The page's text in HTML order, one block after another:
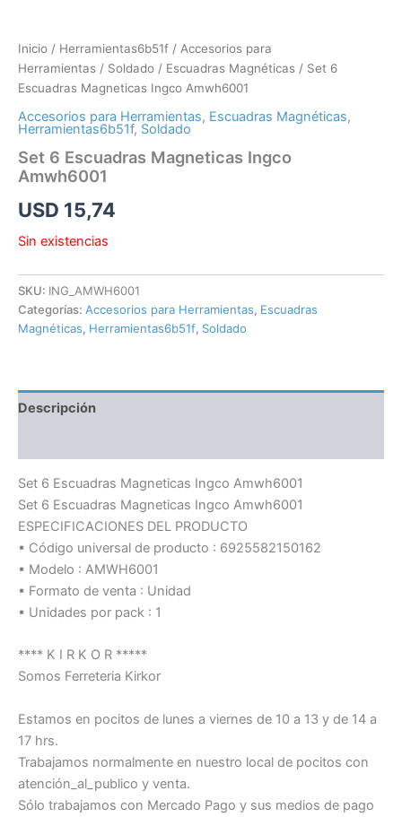
Inicio / Herramientas6b51f / Accesorios para
Herramientas / Soldado / Escuadras Magnéticas / Set 6
Escuadras Magneticas Ingco Amwh6001
Accesorios para Herramientas, Escuadras Magnéticas,
Herramientas6b51f, Soldado
Set 6 Escuadras Magneticas Ingco
Amwh6001
USD 15,74
Sin existencias
SKU: ING_AMWH6001
Categorías: Accesorios para Herramientas, Escuadras
Magnéticas, Herramientas6b51f, Soldado
Descripción
Set 6 Escuadras Magneticas Ingco Amwh6001
Set 6 Escuadras Magneticas Ingco Amwh6001
ESPECIFICACIONES DEL PRODUCTO
• Código universal de producto : 6925582150162
• Modelo : AMWH6001
• Formato de venta : Unidad
• Unidades por pack : 1
**** K I R K O R *****
Somos Ferreteria Kirkor
Estamos en pocitos de lunes a viernes de 10 a 13 y de 14 a
17 hrs.
Trabajamos normalmente en nuestro local de pocitos con
atención_al_publico y venta.
Sólo trabajamos con Mercado Pago y sus medios de pago